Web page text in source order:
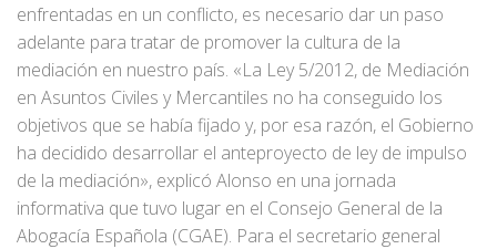
enfrentadas en un conflicto, es necesario dar un paso
adelante para tratar de promover la cultura de la
mediación en nuestro país. «La Ley 5/2012, de Mediación
en Asuntos Civiles y Mercantiles no ha conseguido los
objetivos que se había fijado y, por esa razón, el Gobierno
ha decidido desarrollar el anteproyecto de ley de impulso
de la mediación», explicó Alonso en una jornada
informativa que tuvo lugar en el Consejo General de la
Abogacía Española (CGAE). Para el secretario general